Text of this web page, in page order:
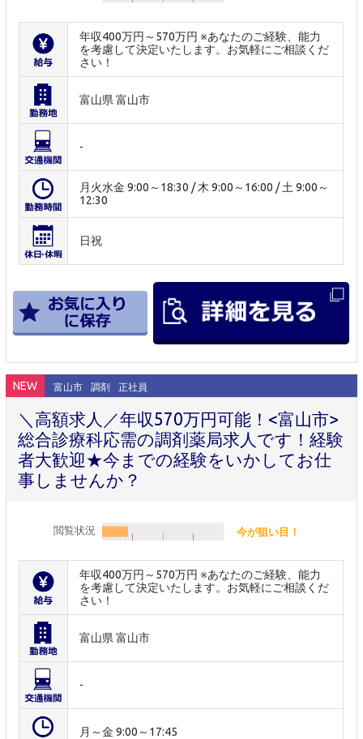
年収400万円～570万円 ※あなたのご経験、能力
を考慮して決定いたします。お気軽にご相談くだ
さい！
富山県 富山市
-
月火水金 9:00～18:30 / 木 9:00～16:00 / 土 9:00～
12:30
日祝
NEW 富山市 調剤 正社員
＼高額求人／年収570万円可能！<富山市>
総合診療科応需の調剤薬局求人です！経験
者大歓迎★今までの経験をいかしてお仕
事しませんか？
閲覧状況 今が狙い目！
年収400万円～570万円 ※あなたのご経験、能力
を考慮して決定いたします。お気軽にご相談くだ
さい！
富山県 富山市
-
月～金 9:00～17:45